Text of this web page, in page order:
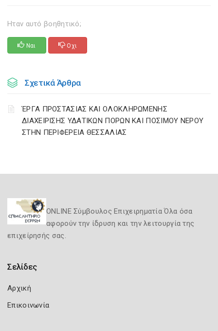
Ηταν αυτό βοηθητικό;
Ναι Οχι
Σχετικά Άρθρα
ΈΡΓΑ ΠΡΟΣΤΑΣΙΑΣ ΚΑΙ ΟΛΟΚΛΗΡΩΜΕΝΗΣ
ΔΙΑΧΕΙΡΙΣΗΣ ΥΔΑΤΙΚΩΝ ΠΟΡΩΝ ΚΑΙ ΠΟΣΙΜΟΥ ΝΕΡΟΥ
ΣΤΗΝ ΠΕΡΙΦΕΡΕΙΑ ΘΕΣΣΑΛΙΑΣ
ONLINE Σύμβουλος Επιχειρηματία Όλα όσα
αφορούν την ίδρυση και την λειτουργία της
επιχείρησής σας.
Σελίδες
Αρχική
Επικοινωνία